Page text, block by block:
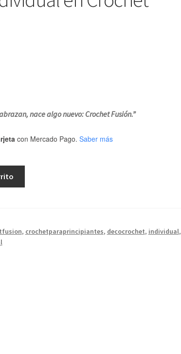
nace algo nuevo: Crochet Fusión.”
con Mercado Pago. Saber más
, crochetparaprincipiantes, decocrochet, individual,